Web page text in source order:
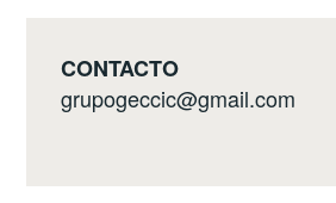
CONTACTO
grupogeccic@gmail.com